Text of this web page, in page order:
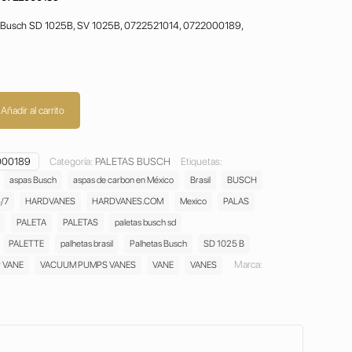
SD 1025B, SV 1025B, 0722521014, 0722000189,
Añadir al carrito
Categoría: PALETAS BUSCH Etiquetas:
aspas Busch aspas de carbon en México Brasil
BUSCH
7 HARDVANES HARDVANES.COM Mexico
PALAS
PALETA PALETAS
paletas busch sd
PALETTE palhetas brasil Palhetas Busch
SD 1025 B
VACUUM PUMPS VANES VANE VANES
Marca: